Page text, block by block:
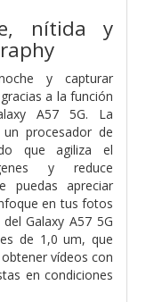
nítida y
y capturar
a la función
A57 5G. La
procesador de
que agiliza el
y reduce
puedas apreciar
en tus fotos
Galaxy A57 5G
de 1,0 um, que
vídeos con
en condiciones